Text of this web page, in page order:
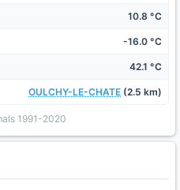
10.8 °C
-16.0 °C
42.1 °C
OULCHY-LE-CHATE (2.5 km)
1991-2020